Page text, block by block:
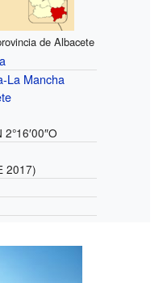
de Albacete
La Mancha
2°16′00″O
2017)